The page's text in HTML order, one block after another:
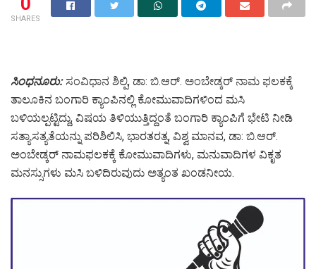
SHARES
ಸಿಂಧನೂರು:ಸಂವಿಧಾನ ಶಿಲ್ಪಿ, ಡಾ: ಬಿ.ಆರ್. ಅಂಬೇಡ್ಕರ್ ನಾಮ ಫಲಕಕ್ಕೆ
ತಾಲೂಕಿನ ಬಂಗಾರಿ ಕ್ಯಾಂಪಿನಲ್ಲಿ ಕೋಮುವಾದಿಗಳಿಂದ ಮಸಿ
ಬಳಿಯಲ್ಪಟ್ಟಿದ್ದು, ವಿಷಯ ತಿಳಿಯುತ್ತಿದ್ದಂತೆ ಬಂಗಾರಿ ಕ್ಯಾಂಪಿಗೆ ಭೇಟಿ ನೀಡಿ
ಸತ್ಯಾಸತ್ಯತೆಯನ್ನು ಪರಿಶಿಲಿಸಿ, ಭಾರತರತ್ನ, ವಿಶ್ವ ಮಾನವ, ಡಾ: ಬಿ.ಆರ್.
ಅಂಬೇಡ್ಕರ್ ನಾಮಫಲಕಕ್ಕೆ ಕೋಮುವಾದಿಗಳು, ಮನುವಾದಿಗಳ ವಿಕೃತ
ಮನಸ್ಸುಗಳು ಮಸಿ ಬಳಿದಿರುವುದು ಅತ್ಯಂತ ಖಂಡನೀಯ.